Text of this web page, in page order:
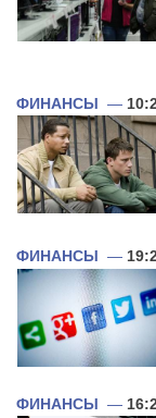
ФИНАНСЫ —
ФИНАНСЫ —
ФИНАНСЫ —